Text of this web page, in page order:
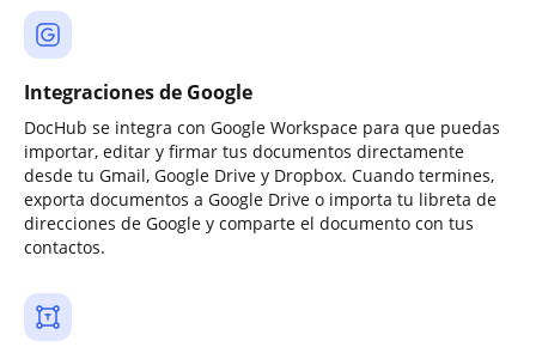
Integraciones de Google
DocHub se integra con Google Workspace para que puedas
importar, editar y firmar tus documentos directamente
desde tu Gmail, Google Drive y Dropbox. Cuando termines,
exporta documentos a Google Drive o importa tu libreta de
direcciones de Google y comparte el documento con tus
contactos.